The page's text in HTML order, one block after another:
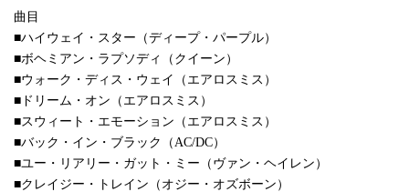
曲目
■ハイウェイ・スター（ディープ・パープル）
■ボヘミアン・ラプソディ（クイーン）
■ウォーク・ディス・ウェイ（エアロスミス）
■ドリーム・オン（エアロスミス）
■スウィート・エモーション（エアロスミス）
■バック・イン・ブラック（AC/DC）
■ユー・リアリー・ガット・ミー（ヴァン・ヘイレン）
■クレイジー・トレイン（オジー・オズボーン）